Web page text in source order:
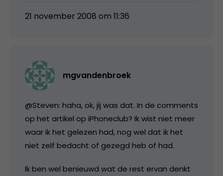
21 november 2008 om 11:36
mgvandenbroek
@Steven: haha, ok, jij was dat. In de comments
op het artikel op iPhoneclub? Ik wist niet meer
waar ik het gelezen had, nog wel dat ik het
niet zelf bedacht of gezegd heb of had.
Ik ben wel benieuwd wat de rest ervan denkt